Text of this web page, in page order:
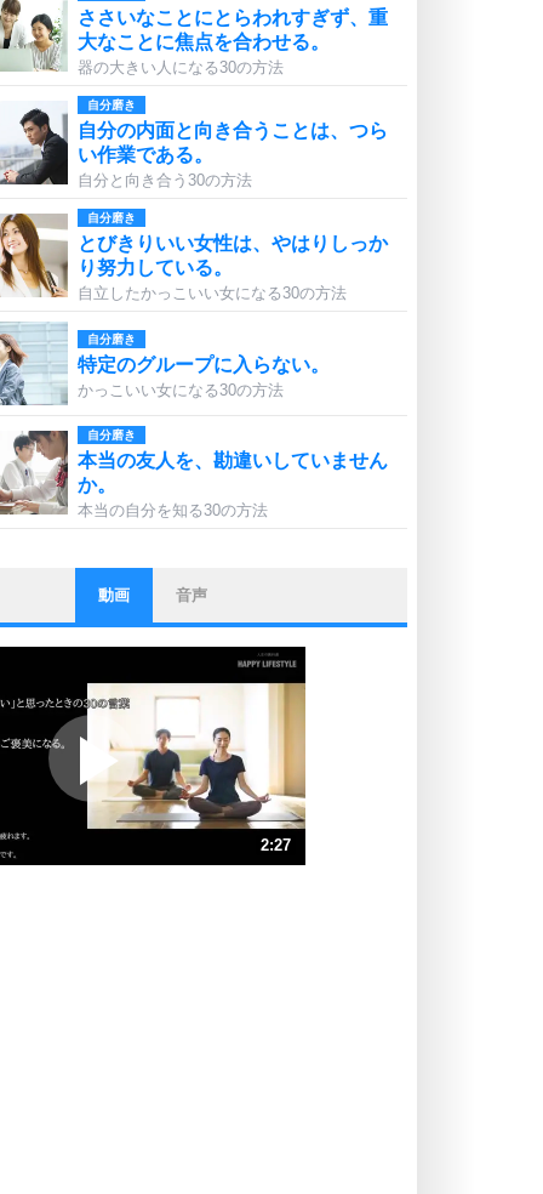
ささいなことにとらわれすぎず、重
大なことに焦点を合わせる。
器の大きい人になる30の方法
自分磨き
自分の内面と向き合うことは、つら
い作業である。
自分と向き合う30の方法
自分磨き
とびきりいい女性は、やはりしっか
り努力している。
自立したかっこいい女になる30の方法
自分磨き
特定のグループに入らない。
かっこいい女になる30の方法
自分磨き
本当の友人を、勘違いしていません
か。
本当の自分を知る30の方法
ストレス対策
他人と比べない。
いっそのこと、他人を見ない。
プラス思考
ポジティブになれない原因は、行動
しないから。
ポジティブ思考になる30の方法
ストレス対策
動画 音声
2:27